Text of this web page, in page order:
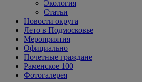
Экология
Статьи
Новости округа
Лето в Подмосковье
Мероприятия
Официально
Почетные граждане
Раменское 100
Фотогалерея